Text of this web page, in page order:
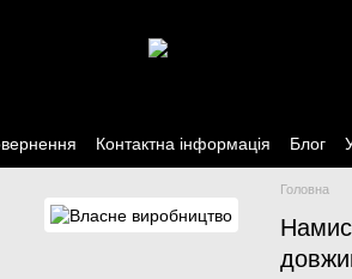
Контактна інформація Блог
Головна